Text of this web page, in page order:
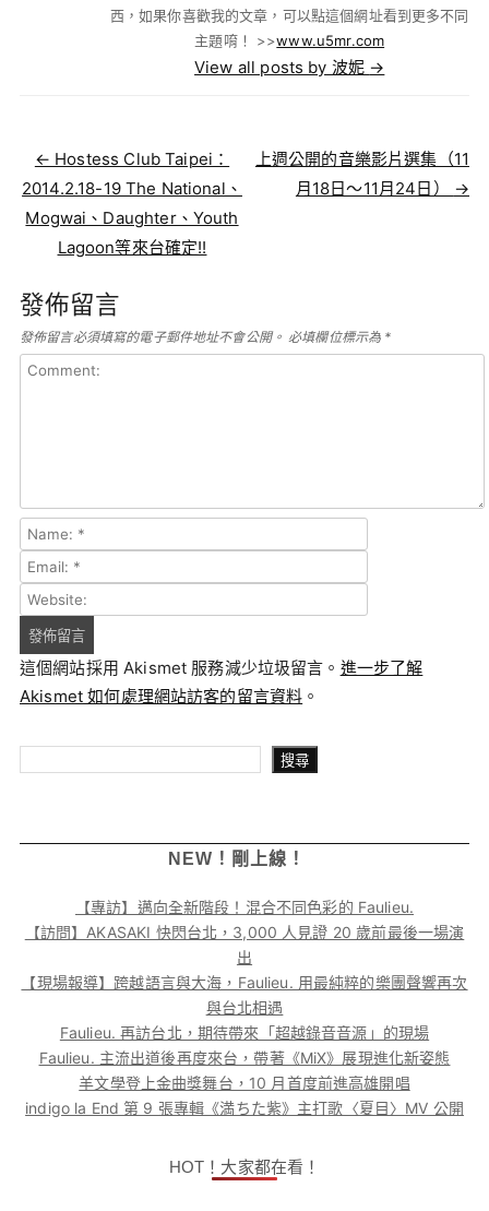
西，如果你喜歡我的文章，可以點這個網址看到更多不同
主題唷！ >>www.u5mr.com
View all posts by 波妮 →
Post navigation
← Hostess Club Taipei：
2014.2.18-19 The National、
Mogwai、Daughter、Youth
Lagoon等來台確定!!
上週公開的音樂影片選集（11
月18日～11月24日） →
發佈留言
發佈留言必須填寫的電子郵件地址不會公開。 必填欄位標示為 *
這個網站採用 Akismet 服務減少垃圾留言。 進一步了解
Akismet 如何處理網站訪客的留言資料 。
搜尋
NEW！剛上線！
【專訪】邁向全新階段！混合不同色彩的 Faulieu.
【訪問】AKASAKI 快閃台北，3,000 人見證 20 歲前最後一場演
出
【現場報導】跨越語言與大海，Faulieu. 用最純粹的樂團聲響再次
與台北相遇
Faulieu. 再訪台北，期待帶來「超越錄音音源」的現場
Faulieu. 主流出道後再度來台，帶著《MiX》展現進化新姿態
羊文學登上金曲獎舞台，10 月首度前進高雄開唱
indigo la End 第 9 張專輯《満ちた紫》主打歌〈夏目〉MV 公開
HOT！大家都在看！